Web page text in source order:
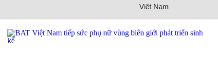
Việt Nam